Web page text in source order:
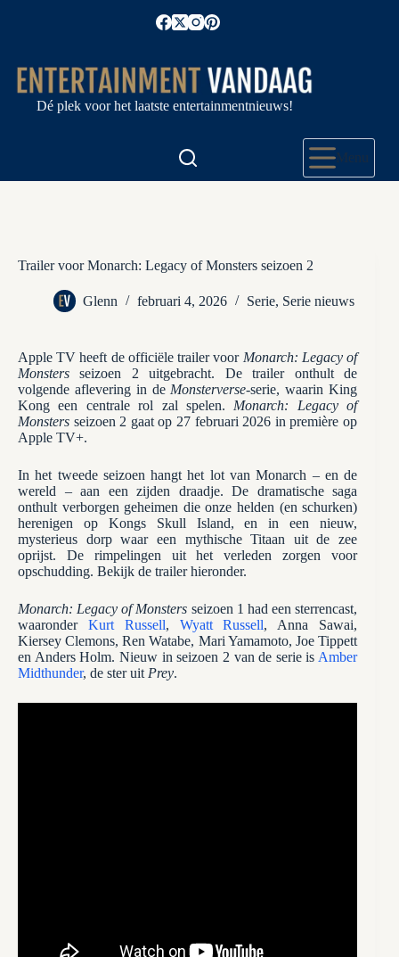
Dé plek voor het laatste entertainmentnieuws!
Menu
Trailer voor Monarch: Legacy of Monsters seizoen 2
Glenn februari 4, 2026 Serie, Serie nieuws
Apple TV heeft de officiële trailer voor Monarch: Legacy of
Monsters seizoen 2 uitgebracht. De trailer onthult de
volgende aflevering in de Monsterverse-serie, waarin King
Kong een centrale rol zal spelen. Monarch: Legacy of
Monsters seizoen 2 gaat op 27 februari 2026 in première op
Apple TV+.
In het tweede seizoen hangt het lot van Monarch – en de
wereld – aan een zijden draadje. De dramatische saga
onthult verborgen geheimen die onze helden (en schurken)
herenigen op Kongs Skull Island, en in een nieuw,
mysterieus dorp waar een mythische Titaan uit de zee
oprijst. De rimpelingen uit het verleden zorgen voor
opschudding. Bekijk de trailer hieronder.
Monarch: Legacy of Monsters seizoen 1 had een sterrencast,
waaronder Kurt Russell, Wyatt Russell, Anna Sawai,
Kiersey Clemons, Ren Watabe, Mari Yamamoto, Joe Tippett
en Anders Holm. Nieuw in seizoen 2 van de serie is Amber
Midthunder, de ster uit Prey.